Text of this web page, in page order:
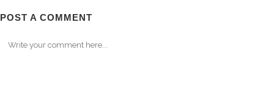
POST A COMMENT